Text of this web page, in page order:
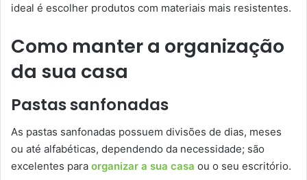
ideal é escolher produtos com materiais mais resistentes.
Como manter a organização
da sua casa
Pastas sanfonadas
As pastas sanfonadas possuem divisões de dias, meses
ou até alfabéticas, dependendo da necessidade; são
excelentes para organizar a sua casa ou o seu escritório.